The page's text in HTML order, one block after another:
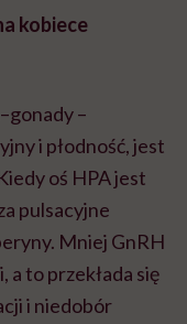
kobiece
–
i płodność, jest
oś HPA jest
pulsacyjne
Mniej GnRH
a to przekłada się
i niedobór